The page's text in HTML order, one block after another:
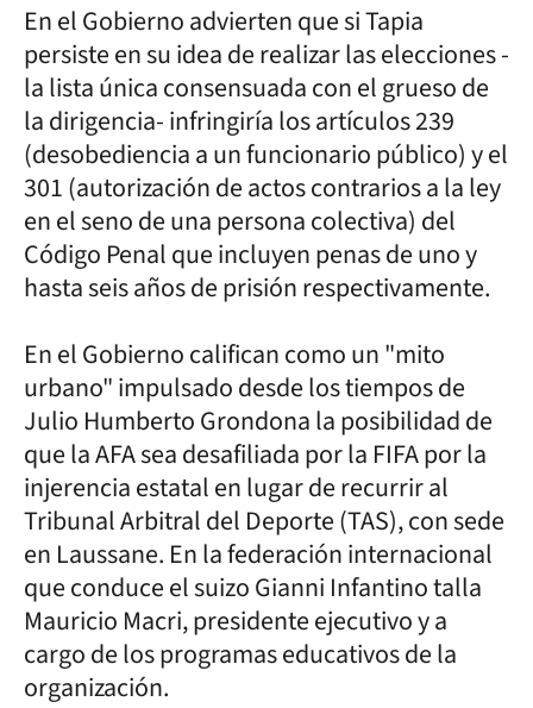
En el Gobierno advierten que si Tapia
persiste en su idea de realizar las elecciones -
la lista única consensuada con el grueso de
la dirigencia- infringiría los artículos 239
(desobediencia a un funcionario público) y el
301 (autorización de actos contrarios a la ley
en el seno de una persona colectiva) del
Código Penal que incluyen penas de uno y
hasta seis años de prisión respectivamente.
En el Gobierno califican como un "mito
urbano" impulsado desde los tiempos de
Julio Humberto Grondona la posibilidad de
que la AFA sea desafiliada por la FIFA por la
injerencia estatal en lugar de recurrir al
Tribunal Arbitral del Deporte (TAS), con sede
en Laussane. En la federación internacional
que conduce el suizo Gianni Infantino talla
Mauricio Macri, presidente ejecutivo y a
cargo de los programas educativos de la
organización.